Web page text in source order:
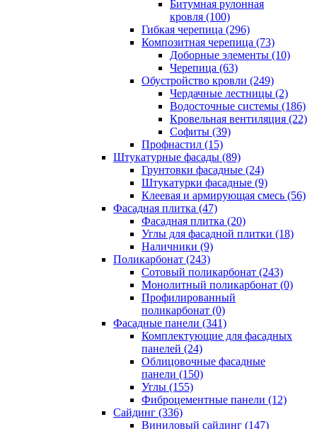
Битумная рулонная
кровля (100)
Гибкая черепица (296)
Композитная черепица (73)
Доборные элементы (10)
Черепица (63)
Обустройство кровли (249)
Чердачные лестницы (2)
Водосточные системы (186)
Кровельная вентиляция (22)
Cофиты (39)
Профнастил (15)
Штукатурные фасады (89)
Грунтовки фасадные (24)
Штукатурки фасадные (9)
Клеевая и армирующая смесь (56)
Фасадная плитка (47)
Фасадная плитка (20)
Углы для фасадной плитки (18)
Наличники (9)
Поликарбонат (243)
Сотовый поликарбонат (243)
Монолитный поликарбонат (0)
Профилированный
поликарбонат (0)
Фасадные панели (341)
Комплектующие для фасадных
панелей (24)
Облицовочные фасадные
панели (150)
Углы (155)
Фиброцементные панели (12)
Сайдинг (336)
Виниловый сайдинг (147)